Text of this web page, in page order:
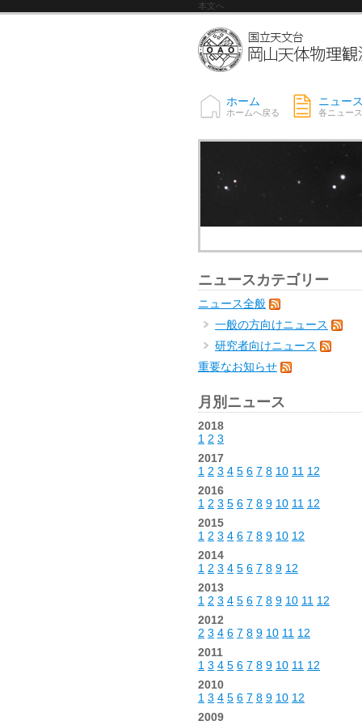
本文へ
ホーム
ホームへ戻る
ニュー
各ニュー
ニュースカテゴリー
ニュース全般
一般の方向けニュース
研究者向けニュース
重要なお知らせ
月別ニュース
2018
1 2 3
2017
1 2 3 4 5 6 7 8 10 11 12
2016
1 2 3 5 6 7 8 9 10 11 12
2015
1 2 3 4 6 7 8 9 10 12
2014
1 2 3 4 5 6 7 8 9 12
2013
1 2 3 4 5 6 7 8 9 10 11 12
2012
2 3 4 6 7 8 9 10 11 12
2011
1 3 4 5 6 7 8 9 10 11 12
2010
1 3 4 5 6 7 8 9 10 12
2009